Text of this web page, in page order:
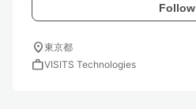
Follow
location_on東京都
workVISITS Technologies